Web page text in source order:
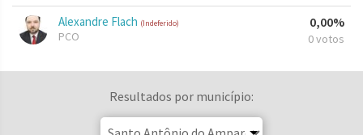
Alexandre Flach (Indeferido)
PCO
0,00%
0 votos
Resultados por município: